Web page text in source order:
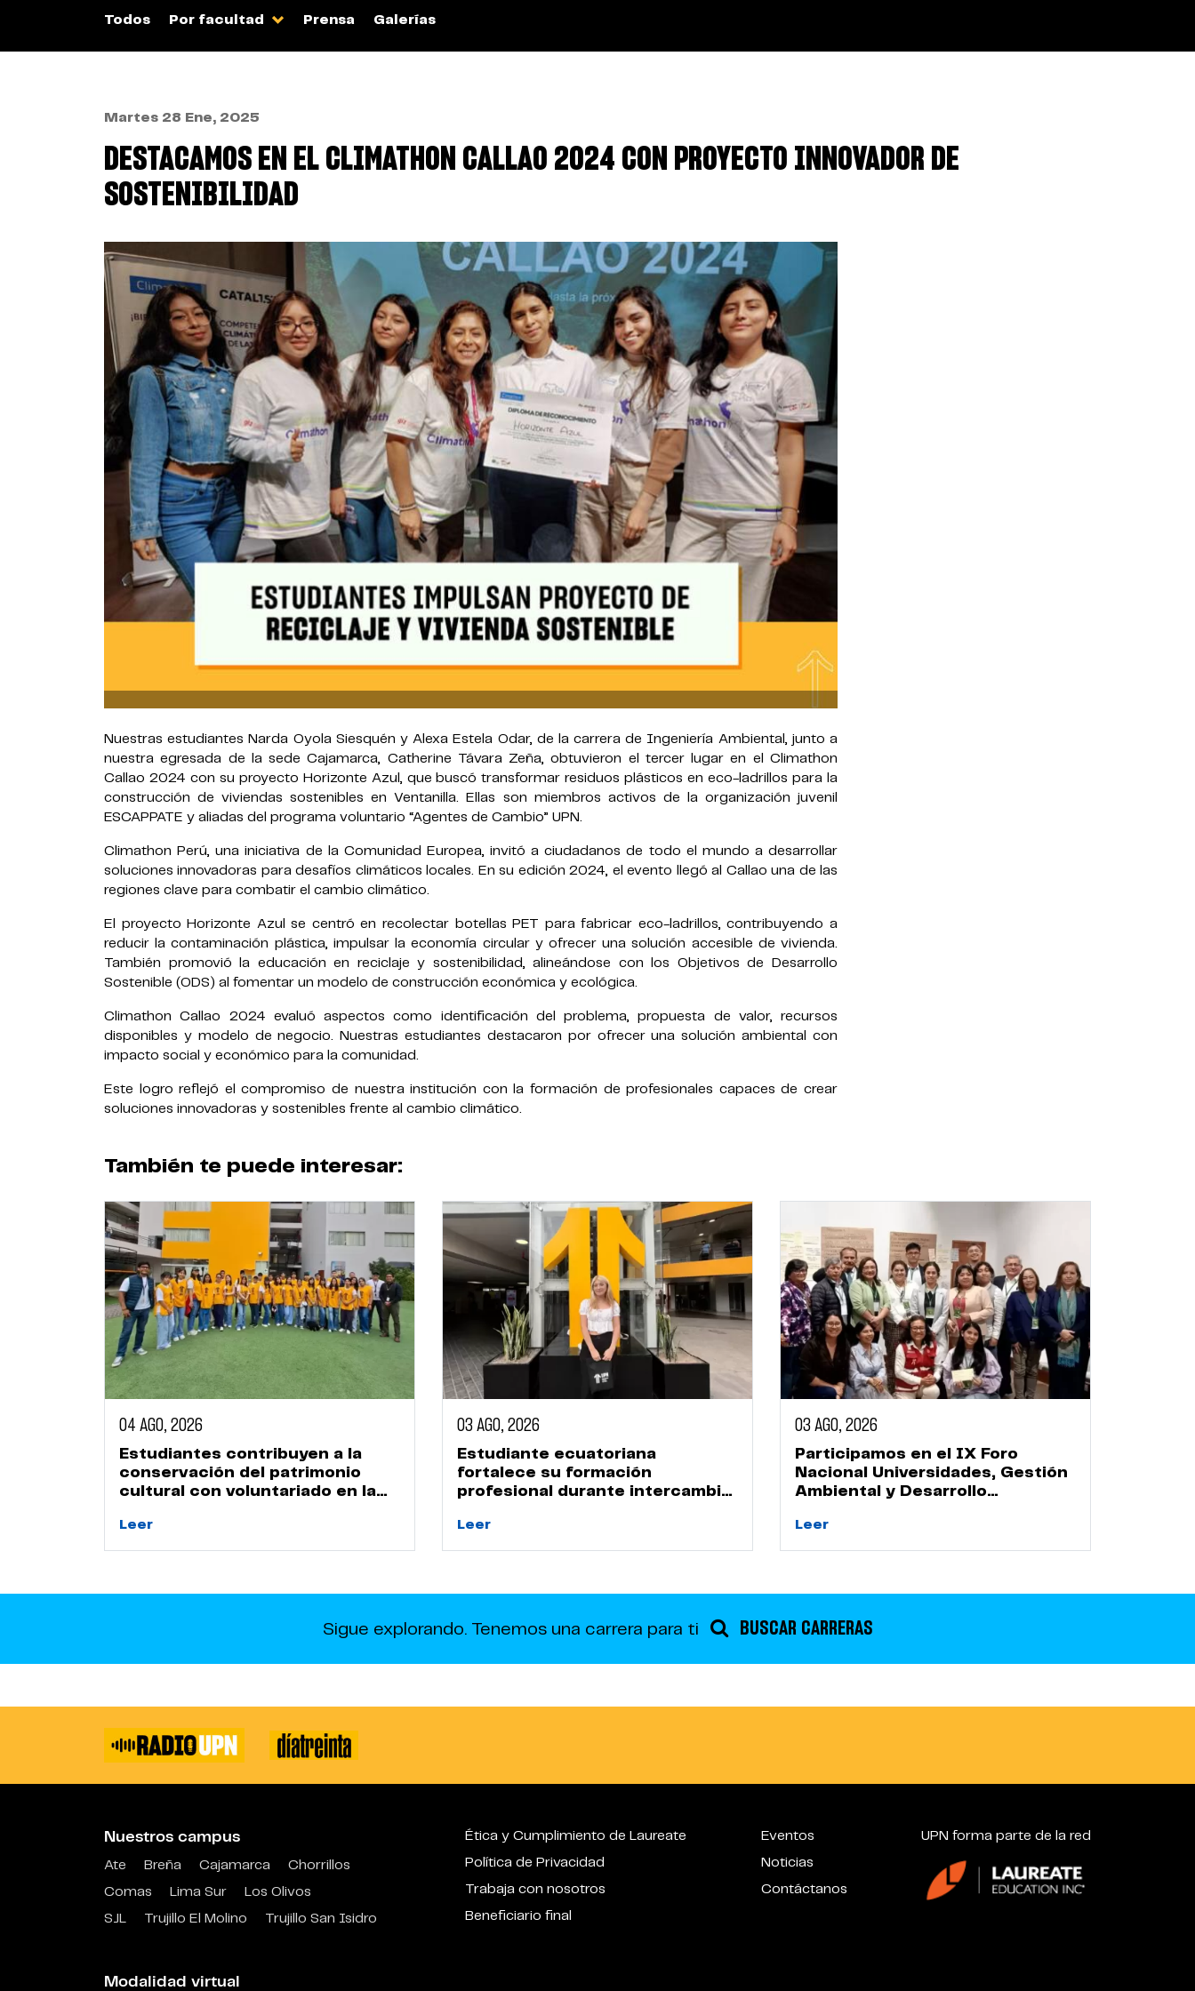
Todos Por facultad Prensa Galerías
Martes 28 Ene, 2025
DESTACAMOS EN EL CLIMATHON CALLAO 2024 CON PROYECTO INNOVADOR DE
SOSTENIBILIDAD
Nuestras estudiantes Narda Oyola Siesquén y Alexa Estela Odar, de la carrera de Ingeniería Ambiental, junto a
nuestra egresada de la sede Cajamarca, Catherine Távara Zeña, obtuvieron el tercer lugar en el Climathon
Callao 2024 con su proyecto Horizonte Azul, que buscó transformar residuos plásticos en eco-ladrillos para la
construcción de viviendas sostenibles en Ventanilla. Ellas son miembros activos de la organización juvenil
ESCAPPATE y aliadas del programa voluntario “Agentes de Cambio” UPN.
Climathon Perú, una iniciativa de la Comunidad Europea, invitó a ciudadanos de todo el mundo a desarrollar
soluciones innovadoras para desafíos climáticos locales. En su edición 2024, el evento llegó al Callao una de las
regiones clave para combatir el cambio climático.
El proyecto Horizonte Azul se centró en recolectar botellas PET para fabricar eco-ladrillos, contribuyendo a
reducir la contaminación plástica, impulsar la economía circular y ofrecer una solución accesible de vivienda.
También promovió la educación en reciclaje y sostenibilidad, alineándose con los Objetivos de Desarrollo
Sostenible (ODS) al fomentar un modelo de construcción económica y ecológica.
Climathon Callao 2024 evaluó aspectos como identificación del problema, propuesta de valor, recursos
disponibles y modelo de negocio. Nuestras estudiantes destacaron por ofrecer una solución ambiental con
impacto social y económico para la comunidad.
Este logro reflejó el compromiso de nuestra institución con la formación de profesionales capaces de crear
soluciones innovadoras y sostenibles frente al cambio climático.
También te puede interesar:
04 AGO, 2026
Estudiantes contribuyen a la
conservación del patrimonio
cultural con voluntariado en la
Leer
03 AGO, 2026
Estudiante ecuatoriana
fortalece su formación
profesional durante intercambio
Leer
03 AGO, 2026
Participamos en el IX Foro
Nacional Universidades, Gestión
Ambiental y Desarrollo
Leer
Sigue explorando. Tenemos una carrera para ti BUSCAR CARRERAS
Nuestros campus
Ate Breña Cajamarca
Chorrillos
Comas
Lima Sur
Los Olivos
SJL
Trujillo El Molino Trujillo San Isidro
Modalidad virtual
Ética y Cumplimiento de Laureate
Política de Privacidad
Trabaja con nosotros
Beneficiario final
Eventos
Noticias
Contáctanos
UPN forma parte de la red